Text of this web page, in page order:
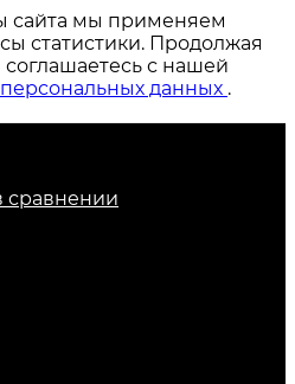
сайта мы применяем
статистики. Продолжая
с нашей
данных .
сравнении